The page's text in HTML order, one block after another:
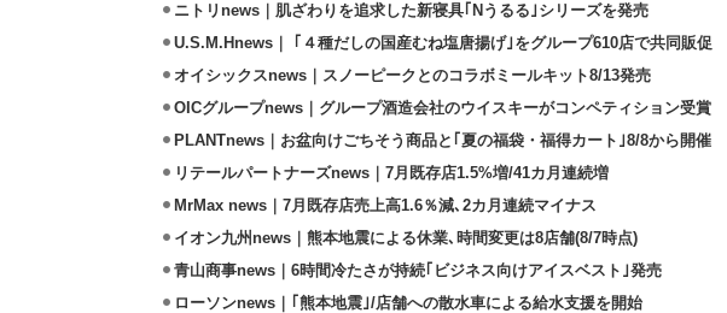
ニトリnews｜肌ざわりを追求した新寝具｢Nうるる｣シリーズを発売
U.S.M.Hnews｜ ｢４種だしの国産むね塩唐揚げ｣をグループ610店で共同販促
オイシックスnews｜スノーピークとのコラボミールキット8/13発売
OICグループnews｜グループ酒造会社のウイスキーがコンペティション受賞
PLANTnews｜お盆向けごちそう商品と｢夏の福袋・福得カート｣8/8から開催
リテールパートナーズnews｜7月既存店1.5%増/41カ月連続増
MrMax news｜7月既存店売上高1.6％減､2カ月連続マイナス
イオン九州news｜熊本地震による休業､時間変更は8店舗(8/7時点)
青山商事news｜6時間冷たさが持続｢ビジネス向けアイスベスト｣発売
ローソンnews｜｢熊本地震｣/店舗への散水車による給水支援を開始